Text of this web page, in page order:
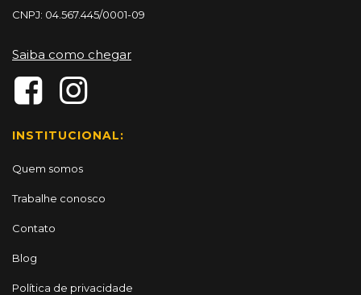
CNPJ: 04.567.445/0001-09
Saiba como chegar
INSTITUCIONAL:
Quem somos
Trabalhe conosco
Contato
Blog
Política de privacidade